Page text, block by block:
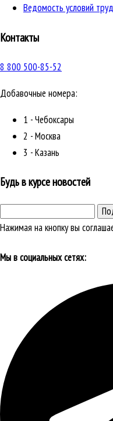
Ведомость условий
Контакты
8 800 500-85-52
Добавочные номера:
1 - Чебоксары
2 - Москва
3 - Казань
Будь в курсе новостей
Нажимая на кнопку вы
Мы в социальных сетях: